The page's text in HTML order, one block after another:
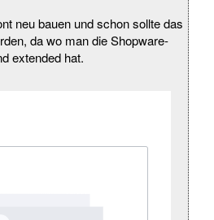
neu bauen und schon sollte das
da wo man die Shopware-
extended hat.